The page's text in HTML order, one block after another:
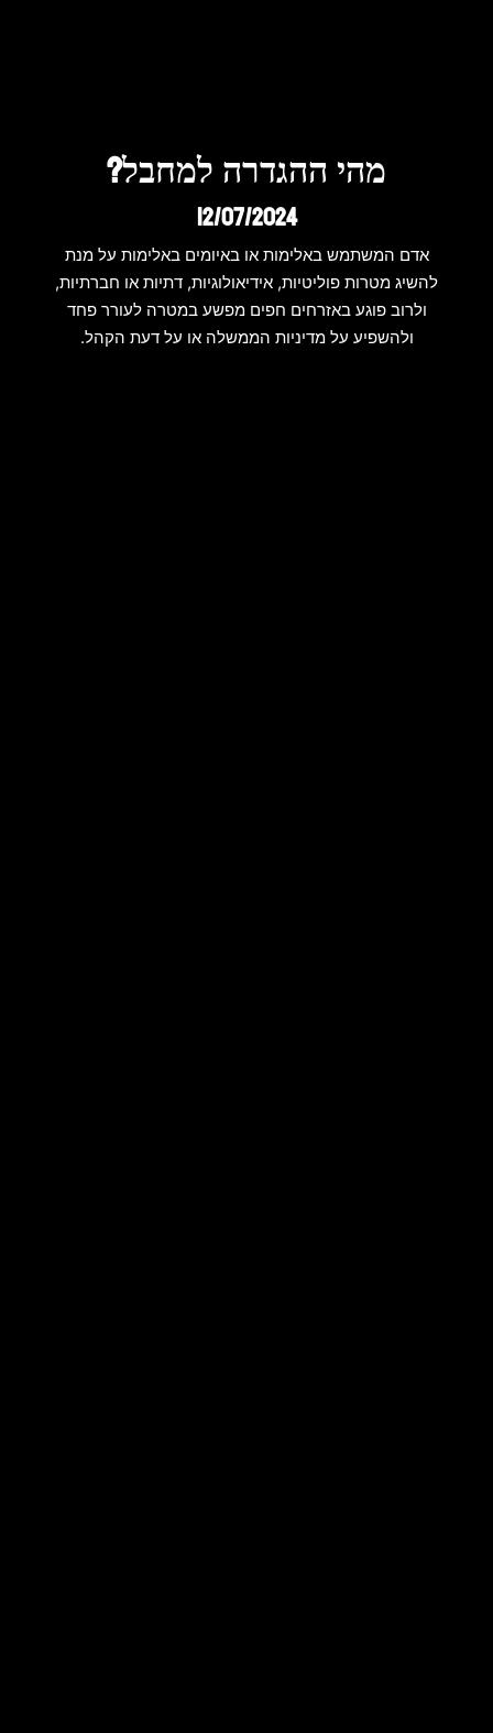
מהי ההגדרה למחבל?
12/07/2024
אדם המשתמש באלימות או באיומים באלימות על מנת
להשיג מטרות פוליטיות, אידיאולוגיות, דתיות או חברתיות,
ולרוב פוגע באזרחים חפים מפשע במטרה לעורר פחד
ולהשפיע על מדיניות הממשלה או על דעת הקהל.